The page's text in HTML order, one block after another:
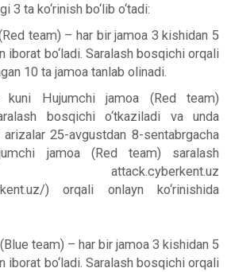
3 ta ko‘rinish bo‘lib o‘tadi:
team) – har bir jamoa 3 kishidan 5
iborat bo‘ladi. Saralash bosqichi orqali
10 ta jamoa tanlab olinadi.
kuni Hujumchi jamoa (Red team)
bosqichi o‘tkaziladi va unda
25-avgustdan 8-sentabrgacha
jamoa (Red team) saralash
attack.cyberkent.uz
) orqali onlayn ko‘rinishida
team) – har bir jamoa 3 kishidan 5
iborat bo‘ladi. Saralash bosqichi orqali